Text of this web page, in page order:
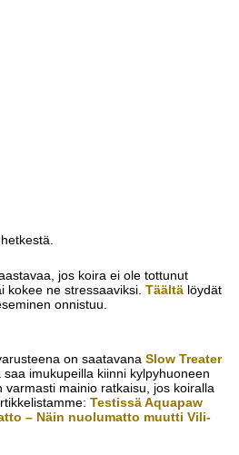
jos koira ei ole tottunut
kokee ne stressaaviksi. Täältä löydät
onnistuu.
on saatavana Slow Treater
saa imukupeilla kiinni kylpyhuoneen
mainio ratkaisu, jos koiralla
Testissä Aquapaw
– Näin nuolumatto muutti Vili-